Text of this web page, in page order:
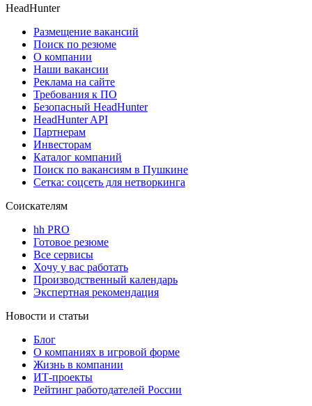
HeadHunter
Размещение вакансий
Поиск по резюме
О компании
Наши вакансии
Реклама на сайте
Требования к ПО
Безопасный HeadHunter
HeadHunter API
Партнерам
Инвесторам
Каталог компаний
Поиск по вакансиям в Пушкине
Сетка: соцсеть для нетворкинга
Соискателям
hh PRO
Готовое резюме
Все сервисы
Хочу у вас работать
Производственный календарь
Экспертная рекомендация
Новости и статьи
Блог
О компаниях в игровой форме
Жизнь в компании
ИТ-проекты
Рейтинг работодателей России